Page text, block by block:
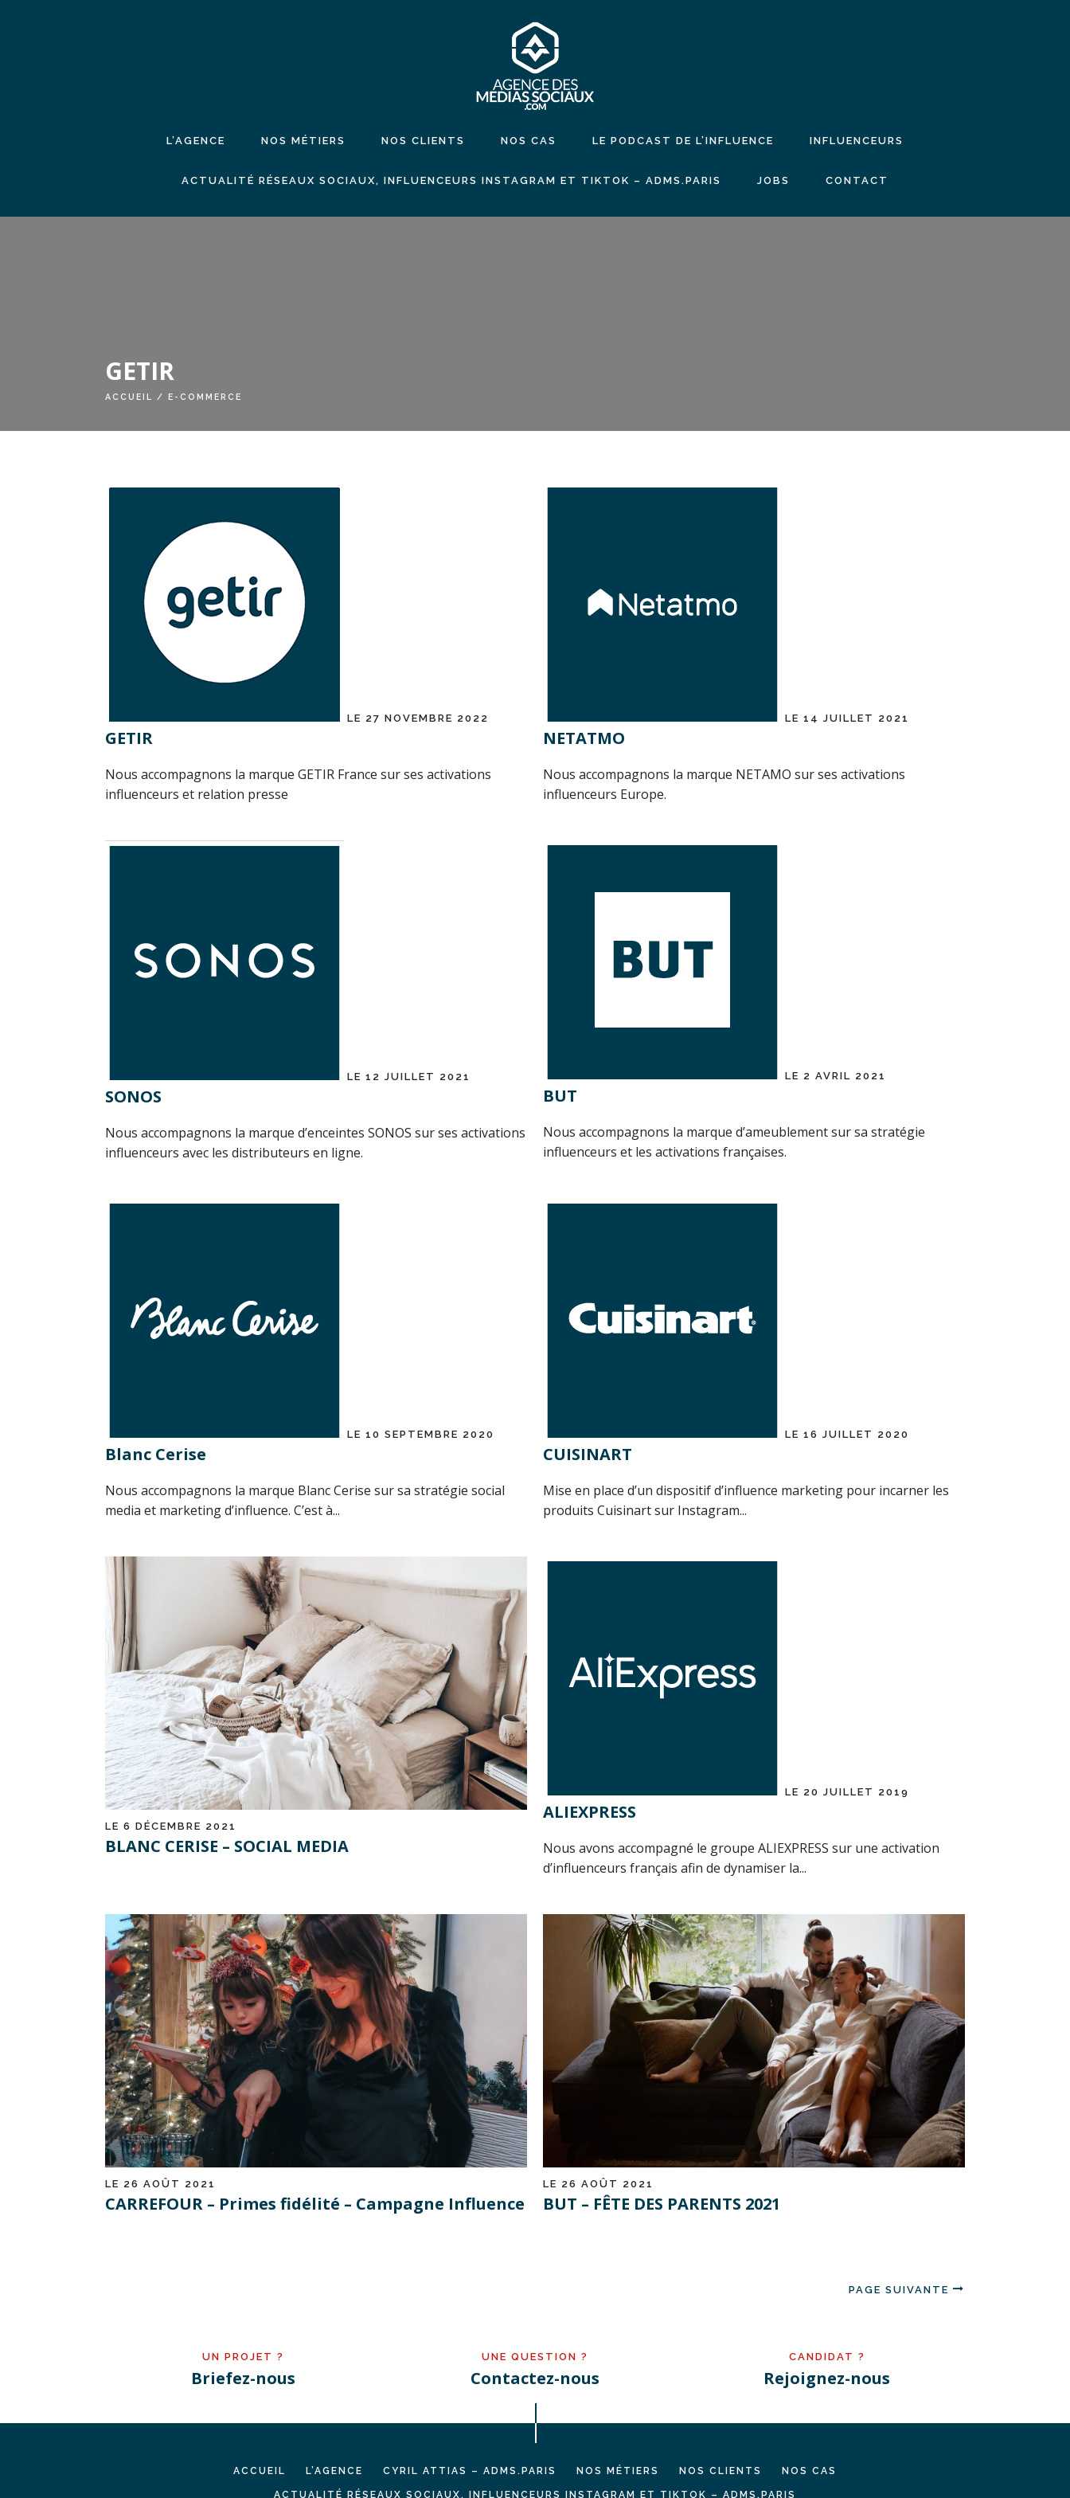
L’AGENCE NOS MÉTIERS NOS CLIENTS NOS CAS LE PODCAST DE L’INFLUENCE INFLUENCEURS
ACTUALITÉ RÉSEAUX SOCIAUX, INFLUENCEURS INSTAGRAM ET TIKTOK – ADMS.PARIS JOBS CONTACT
GETIR
ACCUEIL / E-COMMERCE
LE 27 NOVEMBRE 2022
GETIR
Nous accompagnons la marque GETIR France sur ses activations
influenceurs et relation presse
LE 14 JUILLET 2021
NETATMO
Nous accompagnons la marque NETAMO sur ses activations
influenceurs Europe.
LE 12 JUILLET 2021
SONOS
Nous accompagnons la marque d’enceintes SONOS sur ses activations
influenceurs avec les distributeurs en ligne.
LE 2 AVRIL 2021
BUT
Nous accompagnons la marque d’ameublement sur sa stratégie
influenceurs et les activations françaises.
LE 10 SEPTEMBRE 2020
Blanc Cerise
Nous accompagnons la marque Blanc Cerise sur sa stratégie social
media et marketing d’influence. C’est à...
LE 16 JUILLET 2020
CUISINART
Mise en place d’un dispositif d’influence marketing pour incarner les
produits Cuisinart sur Instagram...
LE 6 DÉCEMBRE 2021
BLANC CERISE – SOCIAL MEDIA
LE 20 JUILLET 2019
ALIEXPRESS
Nous avons accompagné le groupe ALIEXPRESS sur une activation
d’influenceurs français afin de dynamiser la...
LE 26 AOÛT 2021
CARREFOUR – Primes fidélité – Campagne Influence
LE 26 AOÛT 2021
BUT – FÊTE DES PARENTS 2021
PAGE SUIVANTE
UN PROJET ?
Briefez-nous
UNE QUESTION ?
Contactez-nous
CANDIDAT ?
Rejoignez-nous
ACCUEIL L’AGENCE CYRIL ATTIAS – ADMS.PARIS NOS MÉTIERS NOS CLIENTS NOS CAS
ACTUALITÉ RÉSEAUX SOCIAUX, INFLUENCEURS INSTAGRAM ET TIKTOK – ADMS.PARIS